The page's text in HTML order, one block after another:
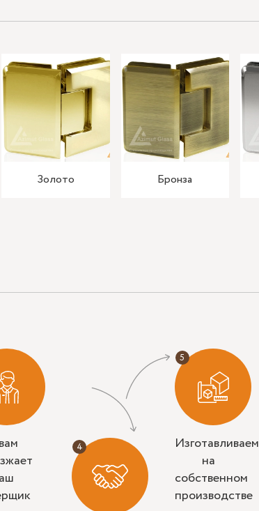
Золото Бронза
Изготавливаем
на
собственном
производстве